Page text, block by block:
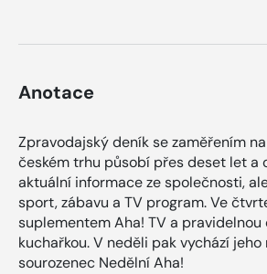
Anotace
Zpravodajský deník se zaměřením
českém trhu působí přes deset let a
aktuální informace ze společnosti,
sport, zábavu a TV program. Ve
suplementem Aha! TV a pravidelnou
kuchařkou. V neděli pak vychází jeho
sourozenec Nedělní Aha!